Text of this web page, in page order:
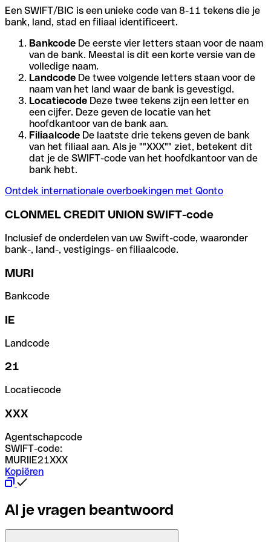
Een SWIFT/BIC is een unieke code van 8-11 tekens die je
bank, land, stad en filiaal identificeert.
Bankcode De eerste vier letters staan voor de naam
van de bank. Meestal is dit een korte versie van de
volledige naam.
Landcode De twee volgende letters staan voor de
naam van het land waar de bank is gevestigd.
Locatiecode Deze twee tekens zijn een letter en
een cijfer. Deze geven de locatie van het
hoofdkantoor van de bank aan.
Filiaalcode De laatste drie tekens geven de bank
van het filiaal aan. Als je ""XXX"" ziet, betekent dit
dat je de SWIFT-code van het hoofdkantoor van de
bank hebt.
Ontdek internationale overboekingen met Qonto
CLONMEL CREDIT UNION SWIFT-code
Inclusief de onderdelen van uw Swift-code, waaronder
bank-, land-, vestigings- en filiaalcode.
MURI
Bankcode
IE
Landcode
21
Locatiecode
XXX
Agentschapcode
SWIFT-code:
MURIIE21XXX
Kopiëren
Al je vragen beantwoord